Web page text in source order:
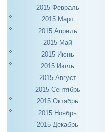
2015 Февраль
2015 Март
2015 Апрель
2015 Май
2015 Июнь
2015 Июль
2015 Август
2015 Сентябрь
2015 Октябрь
2015 Ноябрь
2015 Декабрь